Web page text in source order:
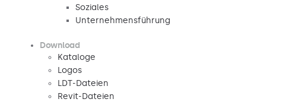
Soziales
Unternehmensführung
Download
Kataloge
Logos
LDT-Dateien
Revit-Dateien